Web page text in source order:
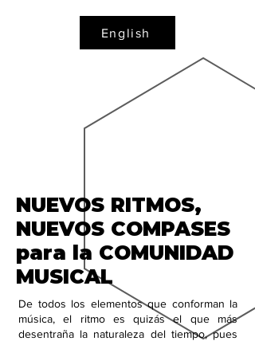
English
NUEVOS RITMOS,
NUEVOS COMPASES
para la COMUNIDAD
MUSICAL
De todos los elementos que conforman la
música, el ritmo es quizás el que más
desentraña la naturaleza del tiempo, pues